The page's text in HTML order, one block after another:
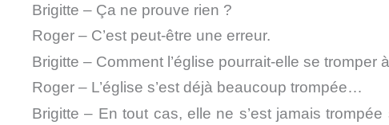
Brigitte – Ça ne prouve rien ?
Roger – C’est peut-être une erreur.
Brigitte – Comment l’église pourrait-elle se tromper
Roger – L’église s’est déjà beaucoup trompée…
Brigitte – En tout cas, elle ne s’est jamais